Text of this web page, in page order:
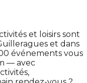
et loisirs sont
et dans
événements vous
— avec